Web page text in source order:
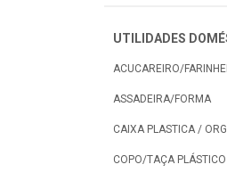
UTILIDADES
ACUCAREIRO/
ASSADEIRA/FORMA
CAIXA PLASTICA /
COPO/TAÇA PLÁSTICO